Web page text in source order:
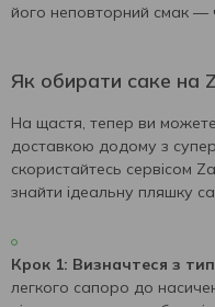
його неповторний смак —
Як обирати саке на
На щастя, тепер ви можете
доставкою додому з
скористайтесь сервісом
знайти ідеальну пляшку
Крок 1: Визначтеся з
легкого сапоро до